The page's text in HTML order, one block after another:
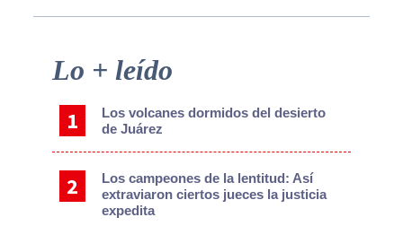
Primary
Lo + leído
Los volcanes dormidos del desierto
de Juárez
Los campeones de la lentitud: Así
extraviaron ciertos jueces la justicia
expedita